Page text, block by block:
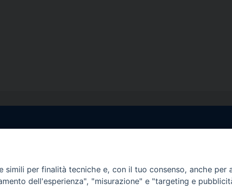
Pietà, 44 – 80067
Uffici:
tel. 0818714501
Giorni ed Orari Apertura
simili per finalità tecniche e, con il tuo consenso, anche per
dell'esperienza", "misurazione" e "targeting e